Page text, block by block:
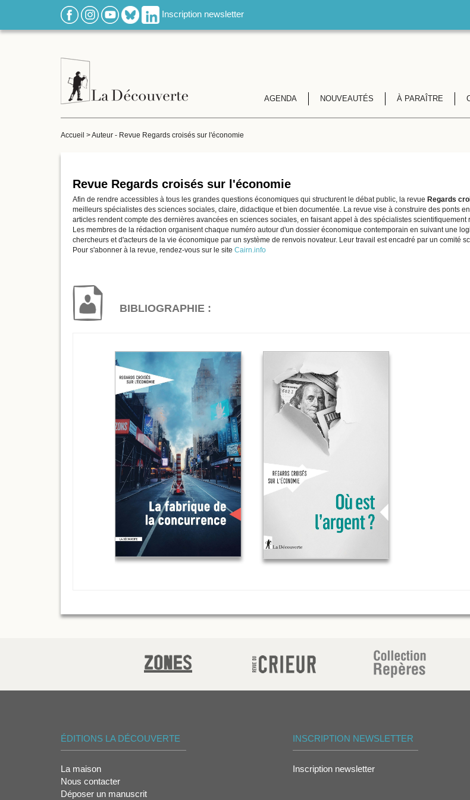
Inscription newsletter
AGENDA NOUVEAUTÉS À PARAÎTRE
Accueil >Auteur - Revue Regards croisés sur l'économie
Revue Regards croisés sur l'économie
Afin de rendre accessibles à tous les grandes questions économiques qui structurent le débat public, la revue Regards
meilleurs spécialistes des sciences sociales, claire, didactique et bien documentée. La revue vise à construire des ponts
articles rendent compte des dernières avancées en sciences sociales, en faisant appel à des spécialistes scientifiquement
Les membres de la rédaction organisent chaque numéro autour d'un dossier économique contemporain en suivant une
chercheurs et d'acteurs de la vie économique par un système de renvois novateur. Leur travail est encadré par un comité
Pour s'abonner à la revue, rendez-vous sur le site Cairn.info
BIBLIOGRAPHIE :
ÉDITIONS LA DÉCOUVERTE
La maison
Nous contacter
Déposer un manuscrit
INSCRIPTION NEWSLETTER
Inscription newsletter